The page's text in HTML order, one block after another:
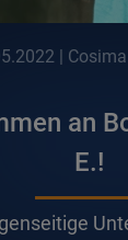
|
an
E.!